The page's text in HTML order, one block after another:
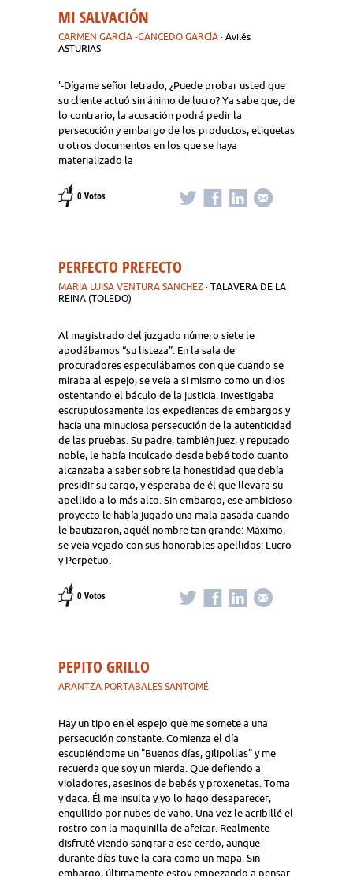
MI SALVACIÓN
CARMEN GARCÍA -GANCEDO GARCÍA · Avilés
ASTURIAS
'-Dígame señor letrado, ¿Puede probar usted que
su cliente actuó sin ánimo de lucro? Ya sabe que, de
lo contrario, la acusación podrá pedir la
persecución y embargo de los productos, etiquetas
u otros documentos en los que se haya
materializado la
0 Votos
PERFECTO PREFECTO
MARIA LUISA VENTURA SANCHEZ · TALAVERA DE LA
REINA (TOLEDO)
Al magistrado del juzgado número siete le
apodábamos “su listeza”. En la sala de
procuradores especulábamos con que cuando se
miraba al espejo, se veía a sí mismo como un dios
ostentando el báculo de la justicia. Investigaba
escrupulosamente los expedientes de embargos y
hacía una minuciosa persecución de la autenticidad
de las pruebas. Su padre, también juez, y reputado
noble, le había inculcado desde bebé todo cuanto
alcanzaba a saber sobre la honestidad que debía
presidir su cargo, y esperaba de él que llevara su
apellido a lo más alto. Sin embargo, ese ambicioso
proyecto le había jugado una mala pasada cuando
le bautizaron, aquél nombre tan grande: Máximo,
se veía vejado con sus honorables apellidos: Lucro
y Perpetuo.
0 Votos
PEPITO GRILLO
ARANTZA PORTABALES SANTOMÉ
Hay un tipo en el espejo que me somete a una
persecución constante. Comienza el día
escupiéndome un "Buenos días, gilipollas" y me
recuerda que soy un mierda. Que defiendo a
violadores, asesinos de bebés y proxenetas. Toma
y daca. Él me insulta y yo lo hago desaparecer,
engullido por nubes de vaho. Una vez le acribillé el
rostro con la maquinilla de afeitar. Realmente
disfruté viendo sangrar a ese cerdo, aunque
durante días tuve la cara como un mapa. Sin
embargo, últimamente estoy empezando a pensar